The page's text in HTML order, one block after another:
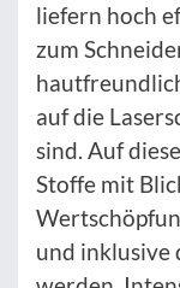
liefern hoch
zum
auf die
sind. Auf
Stoffe mit
und inklusive